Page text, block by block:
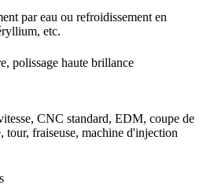
par eau ou refroidissement en
etc.
polissage haute brillance
CNC standard, EDM, coupe de
tour, fraiseuse, machine d'injection